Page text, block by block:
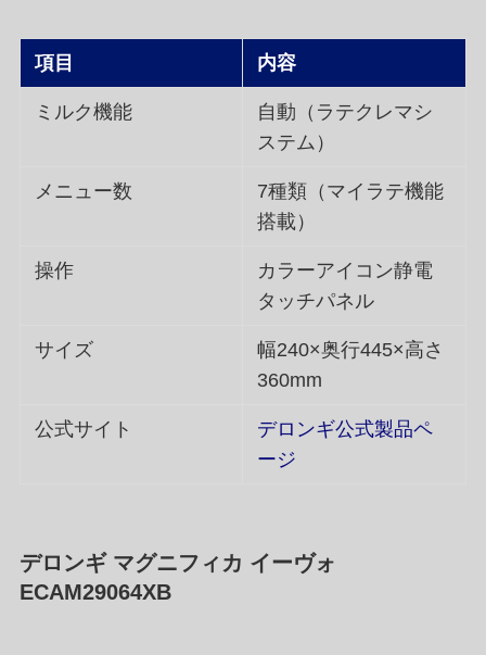
項目 内容
ミルク機能
自動（ラテクレマシ
ステム）
メニュー数
7種類（マイラテ機能
搭載）
操作
カラーアイコン静電
タッチパネル
サイズ
幅240×奥行445×高さ
360mm
公式サイト
デロンギ公式製品ペ
ージ
デロンギ マグニフィカ イーヴォ
ECAM29064XB